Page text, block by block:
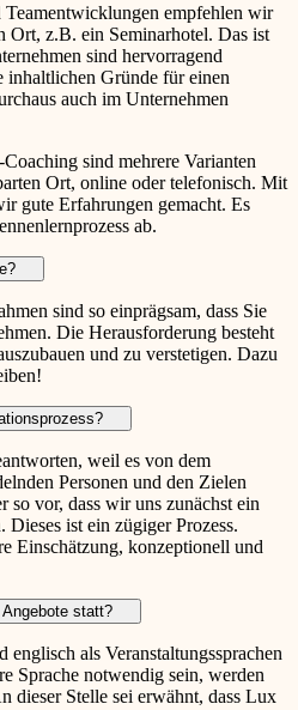
empfehlen wir
Ort, z.B. ein Seminarhotel. Das ist
sind hervorragend
inhaltlichen Gründe für einen
auch im Unternehmen
sind mehrere Varianten
Ort, online oder telefonisch. Mit
gute Erfahrungen gemacht. Es
ab.
sind so einprägsam, dass Sie
Die Herausforderung besteht
und zu verstetigen. Dazu
weil es von dem
Personen und den Zielen
so vor, dass wir uns zunächst ein
ist ein zügiger Prozess.
Einschätzung, konzeptionell und
statt?
englisch als Veranstaltungssprachen
Sprache notwendig sein, werden
dieser Stelle sei erwähnt, dass Lux